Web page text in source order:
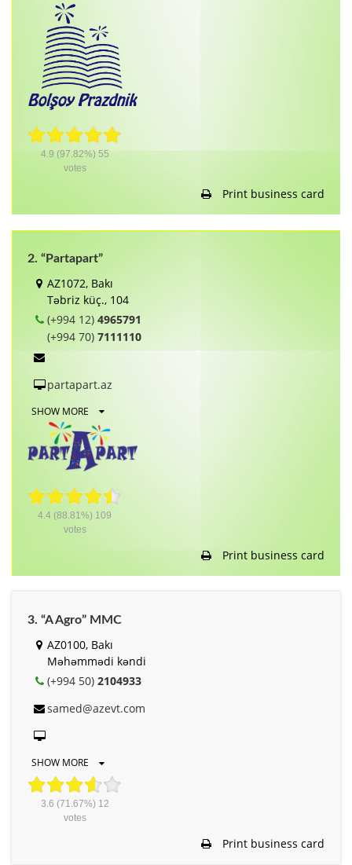
4.9 (97.82%) 55
votes
Print business card
2. “Partapart”
AZ1072, Bakı
Təbriz küç., 104
(+994 12) 4965791
(+994 70) 7111110
partapart.az
SHOW MORE
4.4 (88.81%) 109
votes
Print business card
3. “A Agro” MMC
AZ0100, Bakı
Məhəmmədi kəndi
(+994 50) 2104933
samed@azevt.com
SHOW MORE
3.6 (71.67%) 12
votes
Print business card